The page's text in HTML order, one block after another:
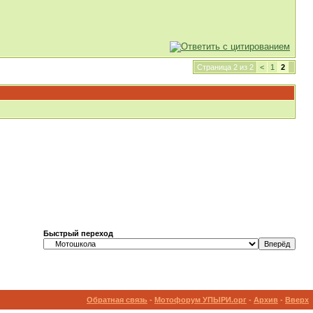
Страница 2 из 2 < 1 2
Быстрый переход
Обратная связь - Мотофорум УПЫРИ.орг - Архив - Вверх